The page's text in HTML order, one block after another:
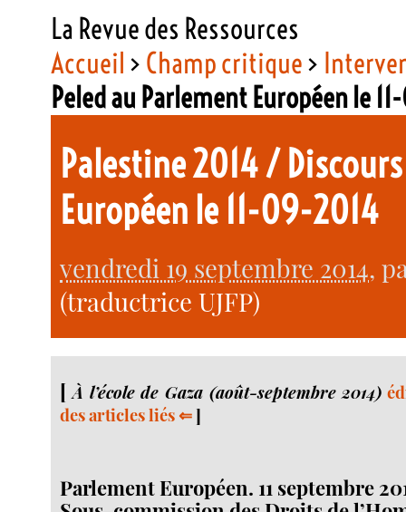
La Revue des Ressources
Accueil > Champ critique>
Peled au Parlement Européen le
Palestine 2014 /
Européen le 11-09-2014
vendredi 19 septembre 2014,
(traductrice UJFP)
[À l’école de Gaza (août-septembre 2014)
des articles liés ⇐]
Parlement Européen. 11 septembre